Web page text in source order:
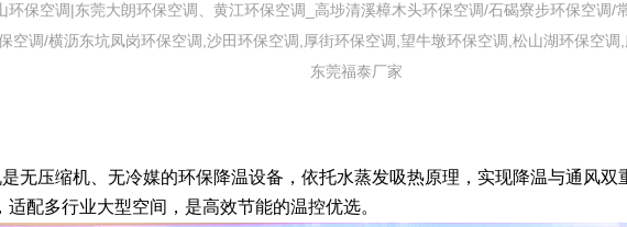
环保空调|东莞大朗环保空调、黄江环保空调_高埗清溪樟木头环保空调/石碣寮步环保空调/
空调/横沥东坑凤岗环保空调,沙田环保空调,厚街环保空调,望牛墩环保空调,松山湖环保空
东莞福泰厂家
无压缩机、无冷媒的环保降温设备，依托水蒸发吸热原理，实现降温与通风双
，适配多行业大型空间，是高效节能的温控优选。